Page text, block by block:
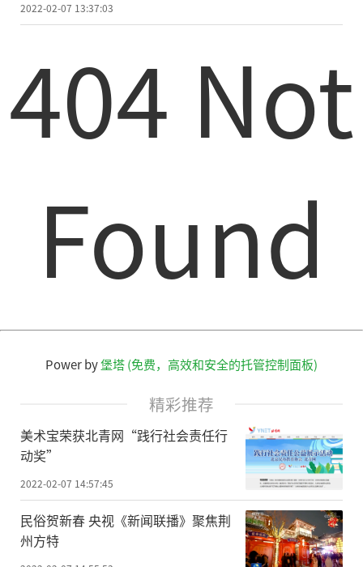
2022-02-07 13:37:03
404 Not
Found
Power by堡塔 (免费，高效和安全的托管控制面板)
精彩推荐
美术宝荣获北青网“践行社会责任行
动奖”
2022-02-07 14:57:45
民俗贺新春 央视《新闻联播》聚焦荆
州方特